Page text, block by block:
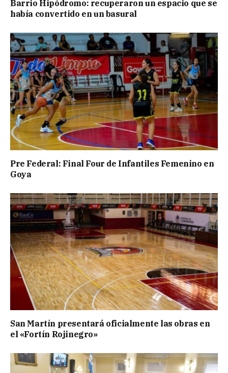
Barrio Hipódromo: recuperaron un espacio que se
había convertido en un basural
Pre Federal: Final Four de Infantiles Femenino en
Goya
San Martín presentará oficialmente las obras en
el «Fortín Rojinegro»